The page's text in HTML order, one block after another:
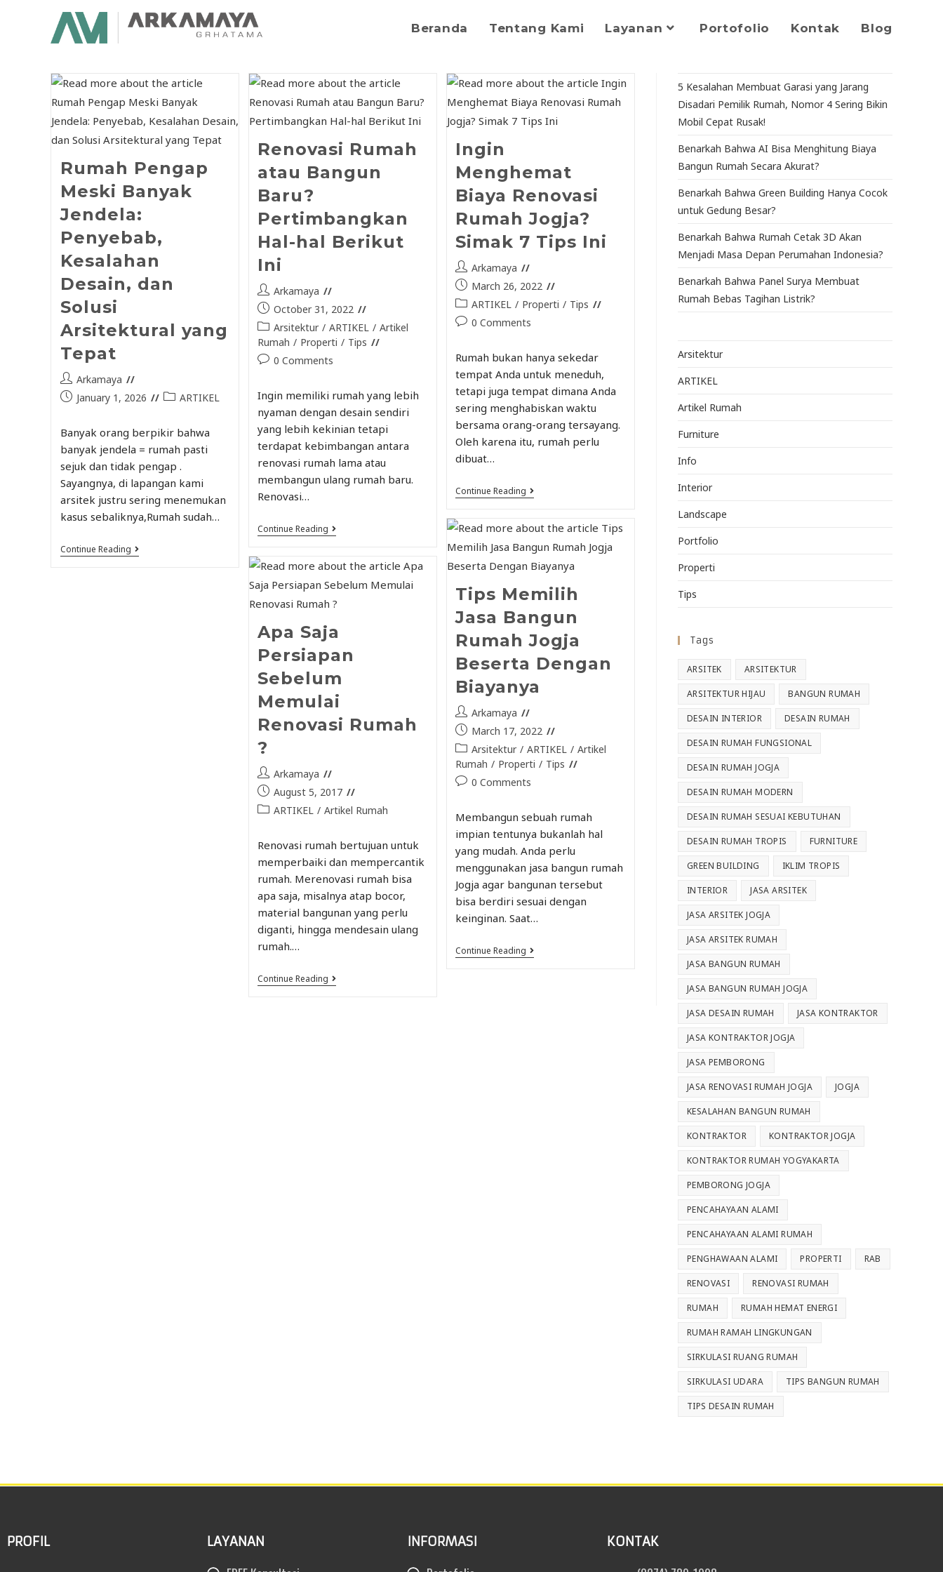
Beranda Tentang Kami Layanan Portofolio Kontak Blog
Rumah Pengap
Meski Banyak
Jendela:
Penyebab,
Kesalahan
Desain, dan
Solusi
Arsitektural yang
Tepat
Arkamaya
January 1, 2026
ARTIKEL
Banyak orang berpikir bahwa
banyak jendela = rumah pasti
sejuk dan tidak pengap .
Sayangnya, di lapangan kami
arsitek justru sering menemukan
kasus sebaliknya,Rumah sudah…
Continue Reading
Renovasi Rumah
atau Bangun
Baru?
Pertimbangkan
Hal-hal Berikut
Ini
Arkamaya
October 31, 2022
Arsitektur / ARTIKEL / Artikel
Rumah / Properti / Tips
0 Comments
Ingin memiliki rumah yang lebih
nyaman dengan desain sendiri
yang lebih kekinian tetapi
terdapat kebimbangan antara
renovasi rumah lama atau
membangun ulang rumah baru.
Renovasi…
Continue Reading
Ingin
Menghemat
Biaya Renovasi
Rumah Jogja?
Simak 7 Tips Ini
Arkamaya
March 26, 2022
ARTIKEL / Properti / Tips
0 Comments
Rumah bukan hanya sekedar
tempat Anda untuk meneduh,
tetapi juga tempat dimana Anda
sering menghabiskan waktu
bersama orang-orang tersayang.
Oleh karena itu, rumah perlu
dibuat…
Continue Reading
Tips Memilih
Jasa Bangun
Rumah Jogja
Beserta Dengan
Biayanya
Arkamaya
March 17, 2022
Arsitektur / ARTIKEL / Artikel
Rumah / Properti / Tips
0 Comments
Membangun sebuah rumah
impian tentunya bukanlah hal
yang mudah. Anda perlu
menggunakan jasa bangun rumah
Jogja agar bangunan tersebut
bisa berdiri sesuai dengan
keinginan. Saat…
Continue Reading
Apa Saja
Persiapan
Sebelum
Memulai
Renovasi Rumah
?
Arkamaya
August 5, 2017
ARTIKEL / Artikel Rumah
Renovasi rumah bertujuan untuk
memperbaiki dan mempercantik
rumah. Merenovasi rumah bisa
apa saja, misalnya atap bocor,
material bangunan yang perlu
diganti, hingga mendesain ulang
rumah.…
Continue Reading
5 Kesalahan Membuat Garasi yang Jarang
Disadari Pemilik Rumah, Nomor 4 Sering Bikin
Mobil Cepat Rusak!
Benarkah Bahwa AI Bisa Menghitung Biaya
Bangun Rumah Secara Akurat?
Benarkah Bahwa Green Building Hanya Cocok
untuk Gedung Besar?
Benarkah Bahwa Rumah Cetak 3D Akan
Menjadi Masa Depan Perumahan Indonesia?
Benarkah Bahwa Panel Surya Membuat
Rumah Bebas Tagihan Listrik?
Arsitektur
ARTIKEL
Artikel Rumah
Furniture
Info
Interior
Landscape
Portfolio
Properti
Tips
Tags
ARSITEK ARSITEKTUR
ARSITEKTUR HIJAU BANGUN RUMAH
DESAIN INTERIOR DESAIN RUMAH
DESAIN RUMAH FUNGSIONAL
DESAIN RUMAH JOGJA
DESAIN RUMAH MODERN
DESAIN RUMAH SESUAI KEBUTUHAN
DESAIN RUMAH TROPIS FURNITURE
GREEN BUILDING IKLIM TROPIS
INTERIOR JASA ARSITEK
JASA ARSITEK JOGJA
JASA ARSITEK RUMAH
JASA BANGUN RUMAH
JASA BANGUN RUMAH JOGJA
JASA DESAIN RUMAH JASA KONTRAKTOR
JASA KONTRAKTOR JOGJA
JASA PEMBORONG
JASA RENOVASI RUMAH JOGJA JOGJA
KESALAHAN BANGUN RUMAH
KONTRAKTOR KONTRAKTOR JOGJA
KONTRAKTOR RUMAH YOGYAKARTA
PEMBORONG JOGJA
PENCAHAYAAN ALAMI
PENCAHAYAAN ALAMI RUMAH
PENGHAWAAN ALAMI PROPERTI RAB
RENOVASI RENOVASI RUMAH
RUMAH RUMAH HEMAT ENERGI
RUMAH RAMAH LINGKUNGAN
SIRKULASI RUANG RUMAH
SIRKULASI UDARA TIPS BANGUN RUMAH
TIPS DESAIN RUMAH
PROFIL LAYANAN INFORMASI KONTAK